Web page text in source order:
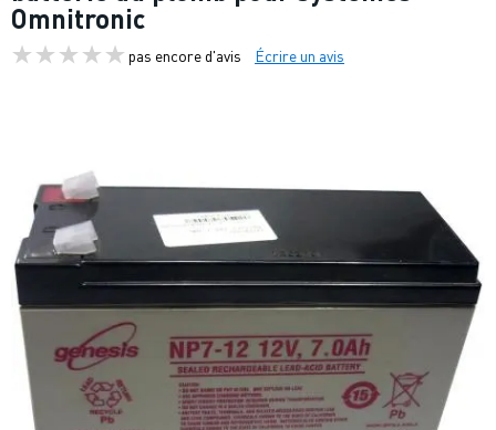
Omnitronic
pas encore d'avis Écrire un avis